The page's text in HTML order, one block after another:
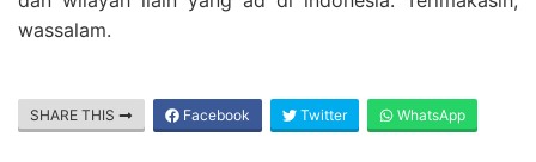
wassalam.
SHARE THIS Facebook Twitter WhatsApp